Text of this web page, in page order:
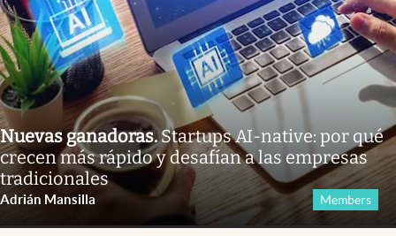
Nuevas ganadoras.Startups AI-native: por qué
crecen más rápido y desafían a las empresas
tradicionales
Adrián Mansilla Members